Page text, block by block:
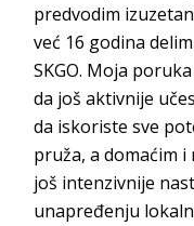
predvodim
već 16 godina
SKGO. Moja
da još aktivnije
da iskoriste sve
pruža, a domaćim
još intenzivnije
unapređenju